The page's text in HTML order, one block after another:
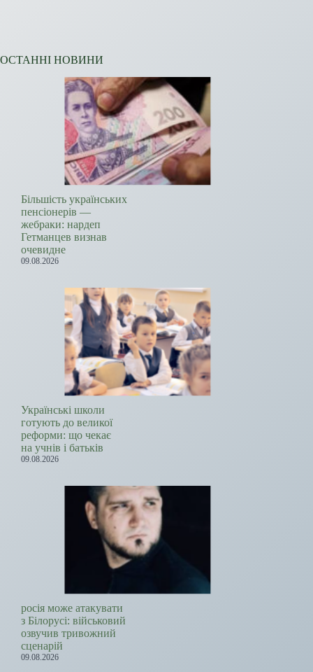
ОСТАННІ НОВИНИ
Більшість українських
пенсіонерів —
жебраки: нардеп
Гетманцев визнав
очевидне
09.08.2026
Українські школи
готують до великої
реформи: що чекає
на учнів і батьків
09.08.2026
росія може атакувати
з Білорусі: військовий
озвучив тривожний
сценарій
09.08.2026